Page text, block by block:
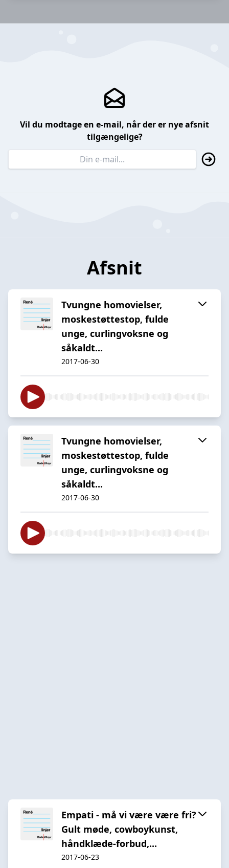
Vil du modtage en e-mail, når der er nye afsnit
tilgængelige?
Afsnit
Tvungne homovielser,
moskestøttestop, fulde
unge, curlingvoksne og
såkaldt...
2017-06-30
Tvungne homovielser,
moskestøttestop, fulde
unge, curlingvoksne og
såkaldt...
2017-06-30
Empati - må vi være være fri?
Gult møde, cowboykunst,
håndklæde-forbud,...
2017-06-23